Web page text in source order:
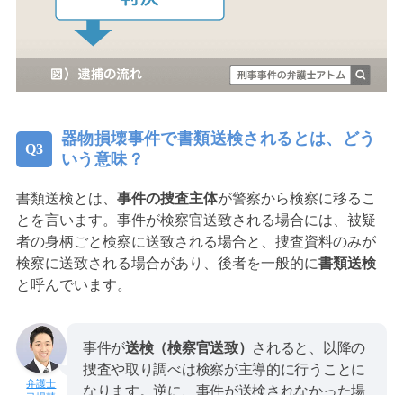
器物損壊事件で書類送検されるとは、どう
いう意味？
書類送検とは、 事件の捜査主体が警察から検察に移るこ
とを言います。事件が検察官送致される場合には、被疑
者の身柄ごと検察に送致される場合と、捜査資料のみが
検察に送致される場合があり、後者を一般的に書類送検
と呼んでいます。
事件が送検（検察官送致） されると、以降の
捜査や取り調べは検察が主導的に行うことに
なります。逆に、事件が送検されなかった場